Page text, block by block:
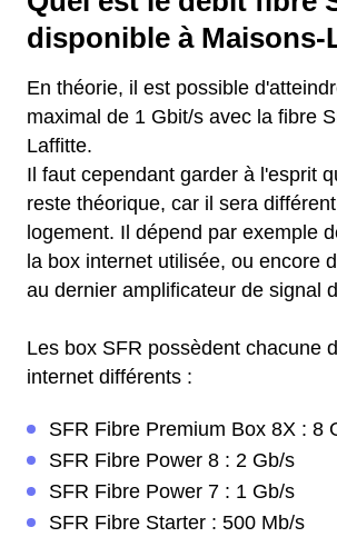
disponible à Maisons-
En théorie, il est possible
maximal de 1 Gbit/s avec la fibre
Laffitte.
Il faut cependant garder à l'esprit
reste théorique, car il sera
logement. Il dépend par exemple
la box internet utilisée, ou encore
au dernier amplificateur de signal
Les box SFR possèdent chacune
internet différents :
SFR Fibre Premium Box 8X : 8
SFR Fibre Power 8 : 2 Gb/s
SFR Fibre Power 7 : 1 Gb/s
SFR Fibre Starter : 500 Mb/s